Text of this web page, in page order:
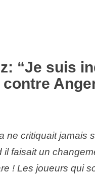
“Je suis
ne critiquait jamais
faisait un
! Les joueurs qui